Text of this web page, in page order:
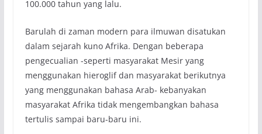
100.000 tahun yang lalu.
Barulah di zaman modern para ilmuwan disatukan
dalam sejarah kuno Afrika. Dengan beberapa
pengecualian -seperti masyarakat Mesir yang
menggunakan hieroglif dan masyarakat berikutnya
yang menggunakan bahasa Arab- kebanyakan
masyarakat Afrika tidak mengembangkan bahasa
tertulis sampai baru-baru ini.